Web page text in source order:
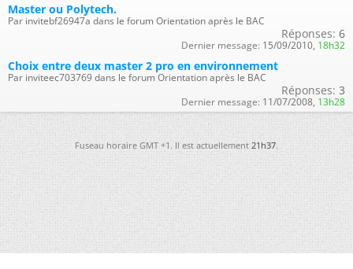
Master ou Polytech.
Par invitebf26947a dans le forum Orientation après le BAC
Réponses: 6
Dernier message: 15/09/2010, 18h32
Choix entre deux master 2 pro en environnement
Par inviteec703769 dans le forum Orientation après le BAC
Réponses: 3
Dernier message: 11/07/2008, 13h28
Fuseau horaire GMT +1. Il est actuellement21h37.